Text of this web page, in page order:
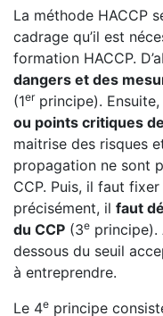
La méthode HACCP
cadrage qu’il est
formation HACCP.
dangers et des
(1erprincipe). Ensuite,
ou points critiques
maitrise des risques
propagation ne sont
CCP. Puis, il faut
précisément, il faut
du CCP (3e principe).
dessous du seuil
à entreprendre.
Le 4e principe